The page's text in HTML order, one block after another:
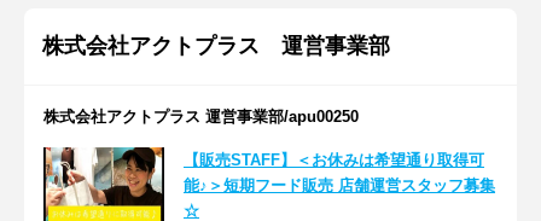
株式会社アクトプラス 運営事業部
株式会社アクトプラス 運営事業部/apu00250
【販売STAFF】＜お休みは希望通り取得可
能♪＞短期フード販売 店舗運営スタッフ募集
☆